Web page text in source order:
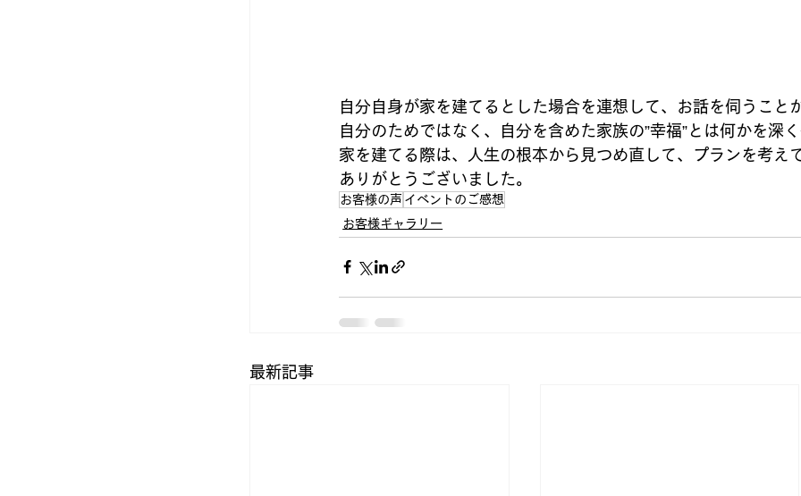
自分自身が家を建てるとした場合を連想して、お話を伺うこと
自分のためではなく、自分を含めた家族の”幸福”とは何かを深
家を建てる際は、人生の根本から見つめ直して、プランを考え
ありがとうございました。
お客様の声 イベントのご感想
お客様ギャラリー
最新記事